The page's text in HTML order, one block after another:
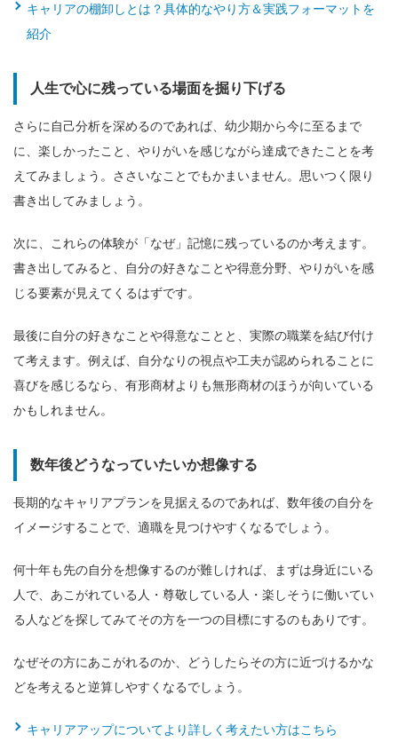
キャリアの棚卸しとは？具体的なやり方＆実践フォーマットを
紹介
人生で心に残っている場面を掘り下げる
さらに自己分析を深めるのであれば、幼少期から今に至るまで
に、楽しかったこと、やりがいを感じながら達成できたことを考
えてみましょう。ささいなことでもかまいません。思いつく限り
書き出してみましょう。
次に、これらの体験が「なぜ」記憶に残っているのか考えます。
書き出してみると、自分の好きなことや得意分野、やりがいを感
じる要素が見えてくるはずです。
最後に自分の好きなことや得意なことと、実際の職業を結び付け
て考えます。例えば、自分なりの視点や工夫が認められることに
喜びを感じるなら、有形商材よりも無形商材のほうが向いている
かもしれません。
数年後どうなっていたいか想像する
長期的なキャリアプランを見据えるのであれば、数年後の自分を
イメージすることで、適職を見つけやすくなるでしょう。
何十年も先の自分を想像するのが難しければ、まずは身近にいる
人で、あこがれている人・尊敬している人・楽しそうに働いてい
る人などを探してみてその方を一つの目標にするのもありです。
なぜその方にあこがれるのか、どうしたらその方に近づけるかな
どを考えると逆算しやすくなるでしょう。
キャリアアップについてより詳しく考えたい方はこちら